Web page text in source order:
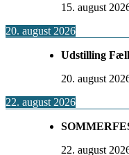
15. august
20. august 2026
Udstilling
20. august
22. august 2026
22. august